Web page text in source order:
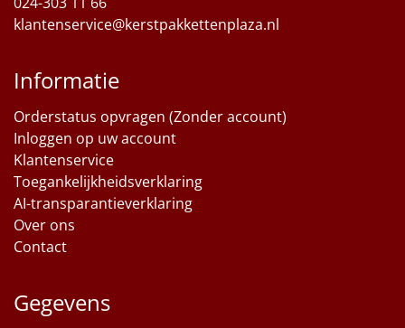
Alle overige
klantenservice@kerstpakkettenplaza.nl
Informatie
Orderstatus opvragen (Zonder account)
Inloggen op uw account
Klantenservice
Toegankelijkheidsverklaring
AI-transparantieverklaring
Over ons
Contact
Gegevens